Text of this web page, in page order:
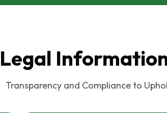
Legal
Transparency and Compliance to